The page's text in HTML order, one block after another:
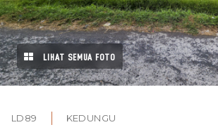
LIHAT SEMUA FOTO
LD89 KEDUNGU